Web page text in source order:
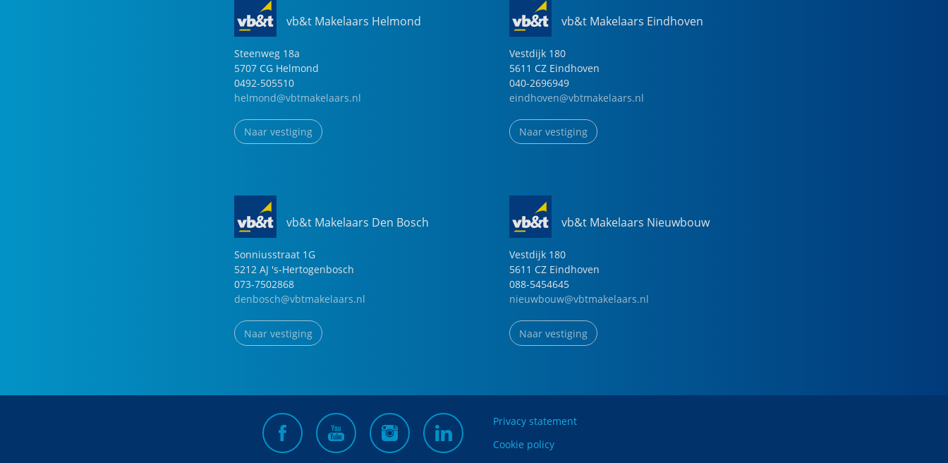
vb&t Makelaars Helmond
Steenweg 18a
5707 CG Helmond
0492-505510
helmond@vbtmakelaars.nl
Naar vestiging
vb&t Makelaars Eindhoven
Vestdijk 180
5611 CZ Eindhoven
040-2696949
eindhoven@vbtmakelaars.nl
Naar vestiging
vb&t Makelaars Den Bosch
Sonniusstraat 1G
5212 AJ 's-Hertogenbosch
073-7502868
denbosch@vbtmakelaars.nl
Naar vestiging
vb&t Makelaars Nieuwbouw
Vestdijk 180
5611 CZ Eindhoven
088-5454645
nieuwbouw@vbtmakelaars.nl
Naar vestiging
Privacy statement
Cookie policy